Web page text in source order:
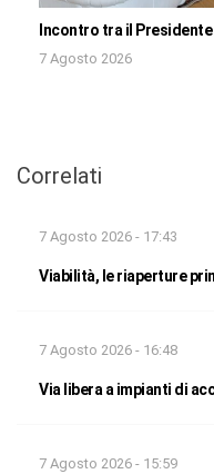
Incontro tra il Presidente
7 Agosto 2026
Correlati
7 Agosto 2026 - 17:43
Viabilità, le riaperture
7 Agosto 2026 - 16:48
Via libera a impianti di
7 Agosto 2026 - 15:59